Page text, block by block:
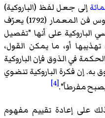
إلى جعل لفظ (الباروكية)
يعطي مفهوماً تحقيرياً. وفي قاموس فن المعمار (1792) يعرّف
الباروكية على أنها "تفصيل
تهذيبها أو، ما يمكن القول،
في الذوق فإن الباروكية
به. إن فكرة الباروكية تنضوي
مفرطاً".[4]
على إعادة تقييم مفهوم